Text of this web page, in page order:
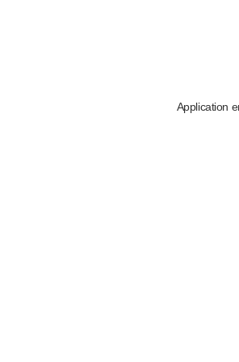
Application